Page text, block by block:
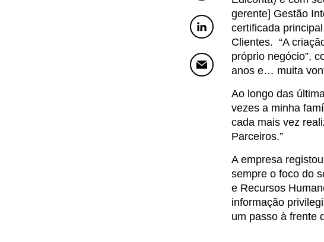
gerente] Gestão
certificada
Clientes. “A
próprio negócio”,
anos e… muita
Ao longo das
vezes a minha
cada mais vez
Parceiros.”
A empresa
sempre o foco do
e Recursos
informação
um passo à frente